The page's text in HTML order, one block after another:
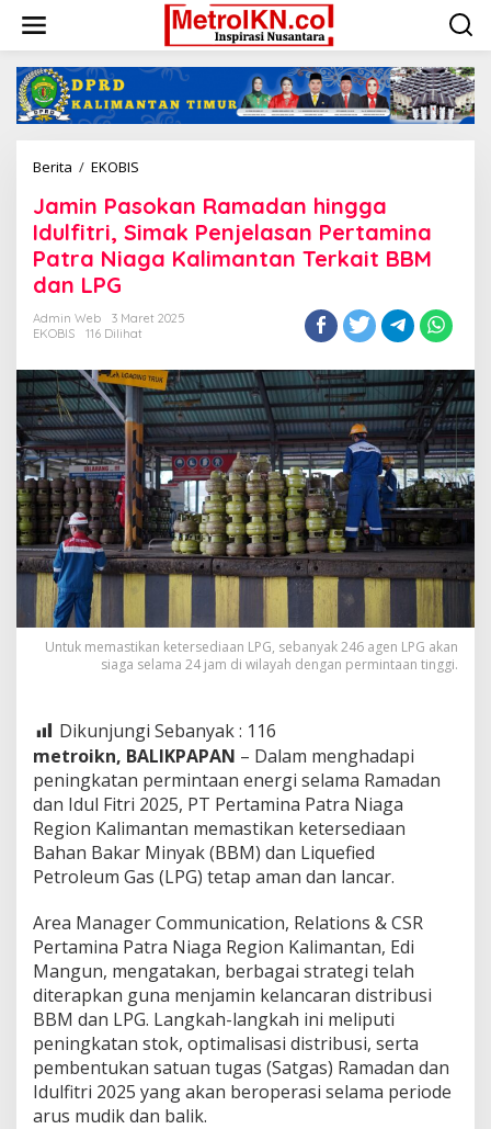
konten
Berita / EKOBIS
Ramadan
hingga
Idulfitri,
Simak
Patra
Niaga
Terkait
BBM
dan
LPG
Jamin Pasokan Ramadan hingga
Idulfitri, Simak Penjelasan Pertamina
Patra Niaga Kalimantan Terkait BBM
dan LPG
Admin Web
3 Maret 2025
EKOBIS
116 Dilihat
Untuk memastikan ketersediaan LPG, sebanyak 246 agen LPG akan
siaga selama 24 jam di wilayah dengan permintaan tinggi.
Dikunjungi Sebanyak : 116
metroikn, BALIKPAPAN – Dalam menghadapi
peningkatan permintaan energi selama Ramadan
dan Idul Fitri 2025, PT Pertamina Patra Niaga
Region Kalimantan memastikan ketersediaan
Bahan Bakar Minyak (BBM) dan Liquefied
Petroleum Gas (LPG) tetap aman dan lancar.
Area Manager Communication, Relations & CSR
Pertamina Patra Niaga Region Kalimantan, Edi
Mangun, mengatakan, berbagai strategi telah
diterapkan guna menjamin kelancaran distribusi
BBM dan LPG. Langkah-langkah ini meliputi
peningkatan stok, optimalisasi distribusi, serta
pembentukan satuan tugas (Satgas) Ramadan dan
Idulfitri 2025 yang akan beroperasi selama periode
arus mudik dan balik.